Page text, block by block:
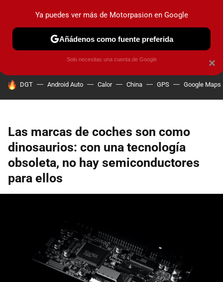
PRUEBAS COCHES ELÉCTRICOS OBSERVATORIO
HOY SE HABLA DE
DGT Android Auto Calor China GPS Google Maps
Las marcas de coches son como
dinosaurios: con una tecnología
obsoleta, no hay semiconductores
para ellos
×
Ya puedes ver más de Motorpasion en Google
Añádenos como fuente preferida
Solo necesitas una cuenta de Google